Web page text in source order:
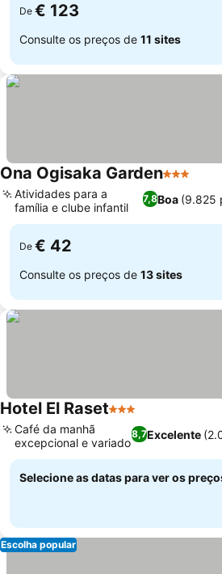
De € 123
Consulte os preços de 11 sites
Ona Ogisaka Garden3 Estrelas
7,8Boa (9.825
Atividades para a
família e clube infantil
De € 42
Consulte os preços de 13 sites
Hotel El Raset3 Estrelas
8,7Excelente
Café da manhã
excepcional e variado
Selecione as datas para ver os
Escolha popular